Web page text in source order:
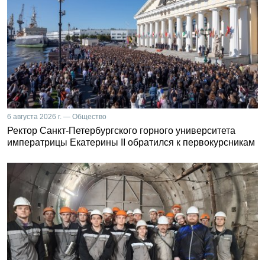
6 августа 2026 г. — Общество
Ректор Санкт-Петербургского горного университета
императрицы Екатерины II обратился к первокурсникам